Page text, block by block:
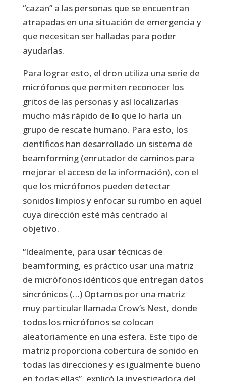
“cazan” a las personas que se encuentran
atrapadas en una situación de emergencia y
que necesitan ser halladas para poder
ayudarlas.
Para lograr esto, el dron utiliza una serie de
micrófonos que permiten reconocer los
gritos de las personas y así localizarlas
mucho más rápido de lo que lo haría un
grupo de rescate humano. Para esto, los
científicos han desarrollado un sistema de
beamforming (enrutador de caminos para
mejorar el acceso de la información), con el
que los micrófonos pueden detectar
sonidos limpios y enfocar su rumbo en aquel
cuya dirección esté más centrado al
objetivo.
“Idealmente, para usar técnicas de
beamforming, es práctico usar una matriz
de micrófonos idénticos que entregan datos
sincrónicos (…) Optamos por una matriz
muy particular llamada Crow’s Nest, donde
todos los micrófonos se colocan
aleatoriamente en una esfera. Este tipo de
matriz proporciona cobertura de sonido en
todas las direcciones y es igualmente bueno